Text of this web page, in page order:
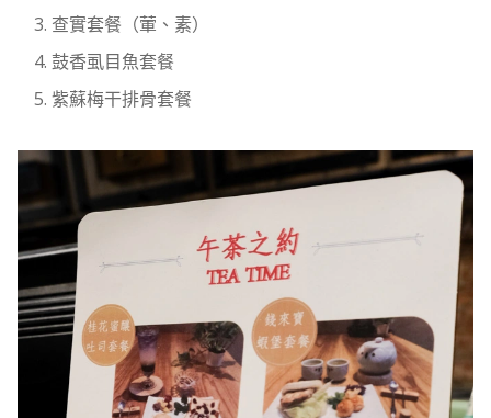
查實套餐（葷、素）
鼓香虱目魚套餐
紫蘇梅干排骨套餐